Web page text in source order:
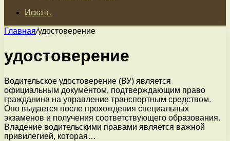
Искать
Главная/удостоверение
удостоверение
Водительское удостоверение (ВУ) является
официальным документом, подтверждающим право
гражданина на управление транспортным средством.
Оно выдается после прохождения специальных
экзаменов и получения соответствующего образования.
Владение водительскими правами является важной
привилегией, которая…